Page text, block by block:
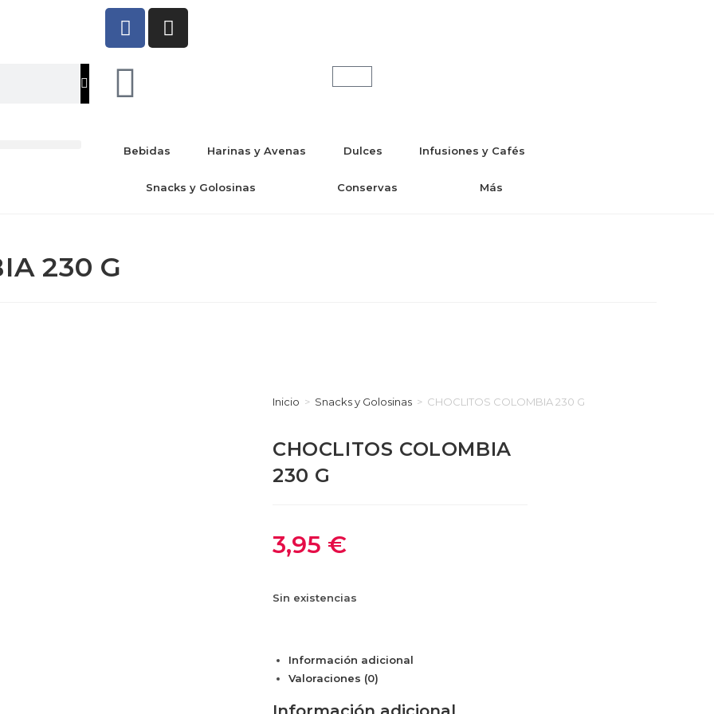
Bebidas Harinas y Avenas Dulces Infusiones y Cafés
Snacks y Golosinas Conservas Más
230 G
Inicio > Snacks y Golosinas > CHOCLITOS COLOMBIA 230 G
CHOCLITOS COLOMBIA
230 G
3,95 €
Sin existencias
Información adicional
Valoraciones (0)